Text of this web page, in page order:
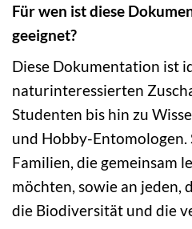
Für wen ist diese
geeignet?
Diese Dokumentation ist
naturinteressierten
Studenten bis hin zu
und Hobby-Entomologen.
Familien, die gemeinsam
möchten, sowie an jeden,
die Biodiversität und die